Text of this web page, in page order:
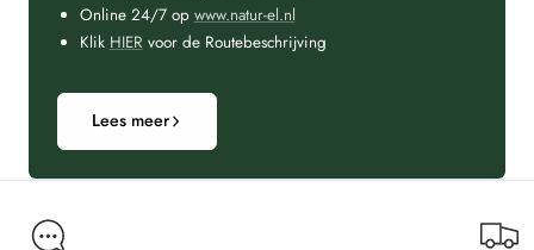
Online 24/7 op www.natur-el.nl
Klik HIER voor de Routebeschrijving
Lees meer